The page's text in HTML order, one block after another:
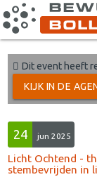
Dit event heeft
KIJK IN DE
24 jun 2025
Licht Ochtend -
stembevrijden in